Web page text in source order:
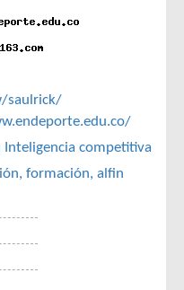
saulrick/
Inteligencia competitiva
formación, alfin